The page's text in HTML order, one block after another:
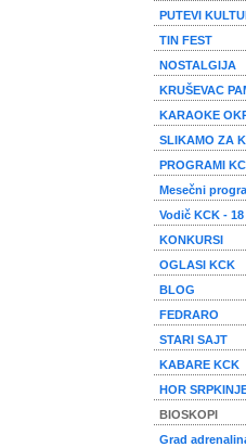
PUTEVI
TIN FEST
NOSTALGIJA
KRUŠEVAC
KARAOKE
SLIKAMO ZA
PROGRAMI
Mesečni
Vodič KCK - 18
KONKURSI
OGLASI KCK
BLOG
FEDRARO
STARI SAJT
KABARE KCK
HOR
BIOSKOPI
Grad